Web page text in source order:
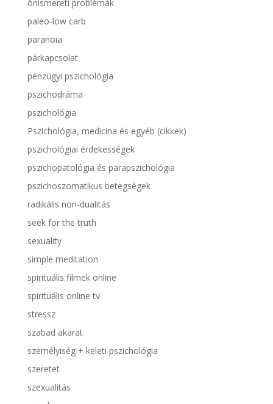
önismereti problémák
paleo-low carb
paranoia
párkapcsolat
pénzügyi pszichológia
pszichodráma
pszichológia
Pszichológia, medicina és egyéb (cikkek)
pszichológiai érdekességek
pszichopatológia és parapszichológia
pszichoszomatikus betegségek
radikális non-dualitás
seek for the truth
sexuality
simple meditation
spirituális filmek online
spirituális online tv
stressz
szabad akarat
személyiség + keleti pszichológia
szeretet
szexualitás